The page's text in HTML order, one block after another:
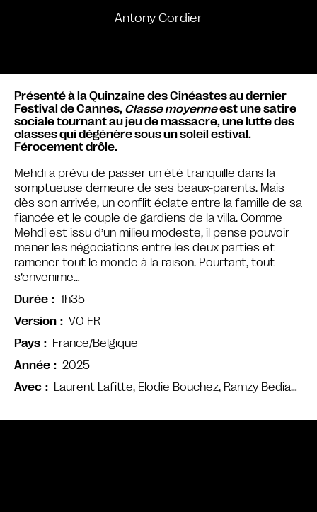
Antony Cordier
Avec Laurent Lafitte, Elodie Bouchez, Ramzy Bedia…
Présenté à la Quinzaine des Cinéastes au dernier
Festival de Cannes, Classe moyenneest une satire
sociale tournant au jeu de massacre, une lutte des
classes qui dégénère sous un soleil estival.
Férocement drôle.
Mehdi a prévu de passer un été tranquille dans la
somptueuse demeure de ses beaux-parents. Mais
dès son arrivée, un conflit éclate entre la famille de sa
fiancée et le couple de gardiens de la villa. Comme
Mehdi est issu d’un milieu modeste, il pense pouvoir
mener les négociations entre les deux parties et
ramener tout le monde à la raison. Pourtant, tout
s’envenime…
Durée
1h35
Version
VO FR
Pays
France/Belgique
Année
2025